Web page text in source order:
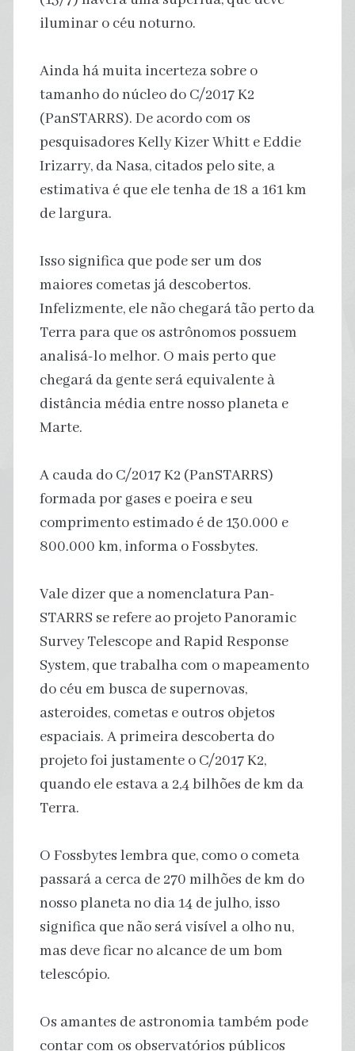
iluminar o céu noturno.
Ainda há muita incerteza sobre o
tamanho do núcleo do C/2017 K2
(PanSTARRS). De acordo com os
pesquisadores Kelly Kizer Whitt e Eddie
Irizarry, da Nasa, citados pelo site, a
estimativa é que ele tenha de 18 a 161 km
de largura.
Isso significa que pode ser um dos
maiores cometas já descobertos.
Infelizmente, ele não chegará tão perto da
Terra para que os astrônomos possuem
analisá-lo melhor. O mais perto que
chegará da gente será equivalente à
distância média entre nosso planeta e
Marte.
A cauda do C/2017 K2 (PanSTARRS)
formada por gases e poeira e seu
comprimento estimado é de 130.000 e
800.000 km, informa o Fossbytes.
Vale dizer que a nomenclatura Pan-
STARRS se refere ao projeto Panoramic
Survey Telescope and Rapid Response
System, que trabalha com o mapeamento
do céu em busca de supernovas,
asteroides, cometas e outros objetos
espaciais. A primeira descoberta do
projeto foi justamente o C/2017 K2,
quando ele estava a 2,4 bilhões de km da
Terra.
O Fossbytes lembra que, como o cometa
passará a cerca de 270 milhões de km do
nosso planeta no dia 14 de julho, isso
significa que não será visível a olho nu,
mas deve ficar no alcance de um bom
telescópio.
Os amantes de astronomia também pode
contar com os observatórios públicos